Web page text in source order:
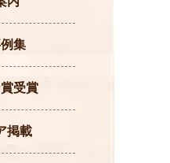
集
受賞
掲載